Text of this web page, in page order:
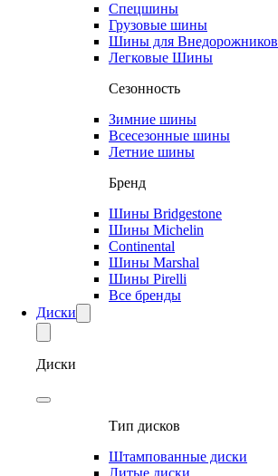
Спецшины
Грузовые шины
Шины для Внедорожников
Легковые Шины
Сезонность
Зимние шины
Всесезонные шины
Летние шины
Бренд
Шины Bridgestone
Шины Michelin
Continental
Шины Marshal
Шины Pirelli
Все бренды
Диски
Диски
Тип дисков
Штампованные диски
Литые диски